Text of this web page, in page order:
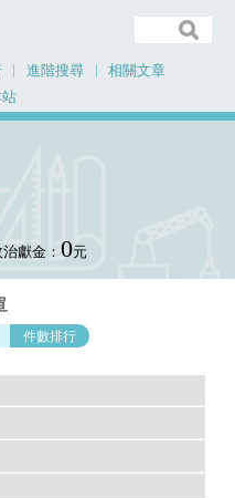
進階搜尋
相關文章
站
獻金： 0元
件數排行